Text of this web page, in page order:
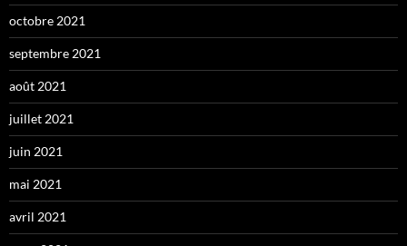
octobre 2021
septembre 2021
août 2021
juillet 2021
juin 2021
mai 2021
avril 2021